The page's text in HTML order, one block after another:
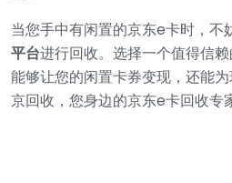
当您手中有闲置的京东e卡时，不
平台进行回收。选择一个值得信
能够让您的闲置卡券变现，还能为
京回收，您身边的京东e卡回收专